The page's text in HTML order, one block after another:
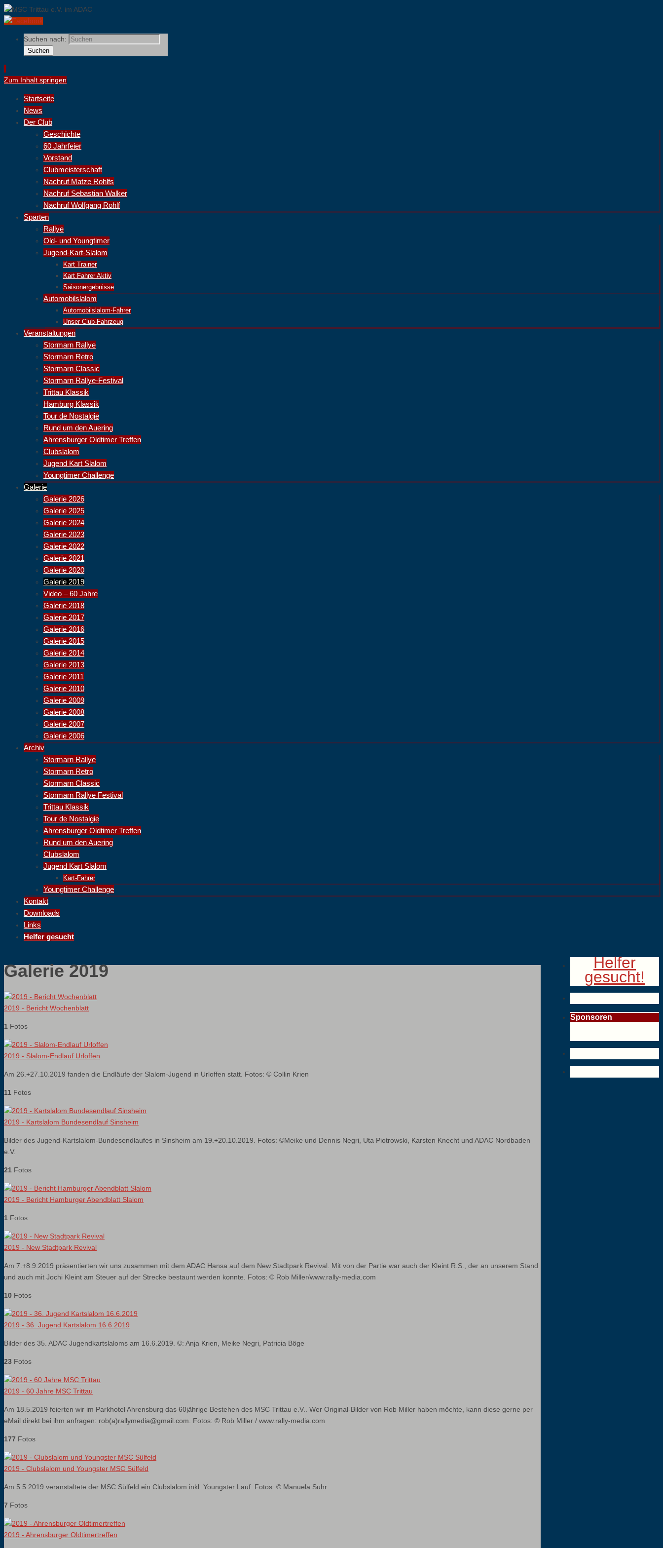
Suchen nach:
Suchen
Zum Inhalt springen
Startseite
News
Der Club
Geschichte
60 Jahrfeier
Vorstand
Clubmeisterschaft
Nachruf Matze Rohlfs
Nachruf Sebastian Walker
Nachruf Wolfgang Rohlf
Sparten
Rallye
Old- und Youngtimer
Jugend-Kart-Slalom
Kart Trainer
Kart Fahrer Aktiv
Saisonergebnisse
Automobilslalom
Automobilslalom-Fahrer
Unser Club-Fahrzeug
Veranstaltungen
Stormarn Rallye
Stormarn Retro
Stormarn Classic
Stormarn Rallye-Festival
Trittau Klassik
Hamburg Klassik
Tour de Nostalgie
Rund um den Auering
Ahrensburger Oldtimer Treffen
Clubslalom
Jugend Kart Slalom
Youngtimer Challenge
Galerie
Galerie 2026
Galerie 2025
Galerie 2024
Galerie 2023
Galerie 2022
Galerie 2021
Galerie 2020
Galerie 2019
Video – 60 Jahre
Galerie 2018
Galerie 2017
Galerie 2016
Galerie 2015
Galerie 2014
Galerie 2013
Galerie 2011
Galerie 2010
Galerie 2009
Galerie 2008
Galerie 2007
Galerie 2006
Archiv
Stormarn Rallye
Stormarn Retro
Stormarn Classic
Stormarn Rallye Festival
Trittau Klassik
Tour de Nostalgie
Ahrensburger Oldtimer Treffen
Rund um den Auering
Clubslalom
Jugend Kart Slalom
Kart-Fahrer
Youngtimer Challenge
Kontakt
Downloads
Links
Helfer gesucht
Galerie 2019
2019 - Bericht Wochenblatt
1 Fotos
2019 - Slalom-Endlauf Urloffen
Am 26.+27.10.2019 fanden die Endläufe der Slalom-Jugend in Urloffen statt. Fotos: © Collin Krien
11 Fotos
2019 - Kartslalom Bundesendlauf Sinsheim
Bilder des Jugend-Kartslalom-Bundesendlaufes in Sinsheim am 19.+20.10.2019. Fotos: ©Meike und Dennis Negri, Uta Piotrowski, Karsten Knecht und ADAC Nordbaden
e.V.
21 Fotos
2019 - Bericht Hamburger Abendblatt Slalom
1 Fotos
2019 - New Stadtpark Revival
Am 7.+8.9.2019 präsentierten wir uns zusammen mit dem ADAC Hansa auf dem New Stadtpark Revival. Mit von der Partie war auch der Kleint R.S., der an unserem Stand
und auch mit Jochi Kleint am Steuer auf der Strecke bestaunt werden konnte. Fotos: © Rob Miller/www.rally-media.com
10 Fotos
2019 - 36. Jugend Kartslalom 16.6.2019
Bilder des 35. ADAC Jugendkartslaloms am 16.6.2019. ©: Anja Krien, Meike Negri, Patricia Böge
23 Fotos
2019 - 60 Jahre MSC Trittau
Am 18.5.2019 feierten wir im Parkhotel Ahrensburg das 60jährige Bestehen des MSC Trittau e.V.. Wer Original-Bilder von Rob Miller haben möchte, kann diese gerne per
eMail direkt bei ihm anfragen: rob(a)rallymedia@gmail.com. Fotos: © Rob Miller / www.rally-media.com
177 Fotos
2019 - Clubslalom und Youngster MSC Sülfeld
Am 5.5.2019 veranstaltete der MSC Sülfeld ein Clubslalom inkl. Youngster Lauf. Fotos: © Manuela Suhr
7 Fotos
2019 - Ahrensburger Oldtimertreffen
Helfer
gesucht!
Sponsoren